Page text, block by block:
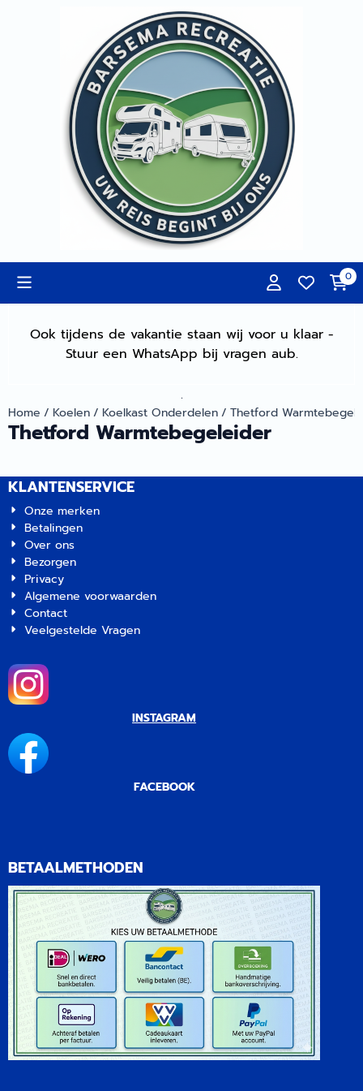
Cookievoorkeuren zijn momenteel gesloten.
0
Ook tijdens de vakantie staan wij voor u klaar -
Stuur een WhatsApp bij vragen aub.
.
Home / Koelen/ Koelkast Onderdelen/ Thetford
Thetford Warmtebegeleider
KLANTENSERVICE
Onze merken
Betalingen
Over ons
Bezorgen
Privacy
Algemene voorwaarden
Contact
Veelgestelde Vragen
INSTAGRAM
FACEBOOK
BETAALMETHODEN